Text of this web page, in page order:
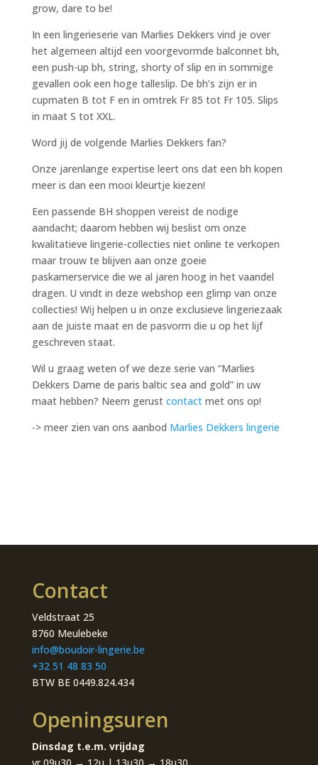
grow, dare to be!
In een lingerieserie van Marlies Dekkers vind je over
het algemeen altijd een voorgevormde balconnet bh,
een push-up bh, string, shorty of slip en in sommige
gevallen ook een hoge talleslip. De bh’s zijn er in
cupmaten B tot F en in omtrek Fr 85 tot Fr 105. Slips
in maat S tot XXL.
Word jij de volgende Marlies Dekkers fan?
Onze jarenlange expertise leert ons dat een bh kopen
meer is dan een mooi kleurtje kiezen!
Een passende BH shoppen vereist de nodige
aandacht; daarom hebben wij beslist om onze
kwalitatieve lingerie-collecties niet online te verkopen
maar trouw te blijven aan onze goeie
paskamerservice die we al jaren hoog in het vaandel
dragen. U vindt in deze webshop een glimp van onze
collecties! Wij helpen u in onze exclusieve lingeriezaak
aan de juiste maat en de pasvorm die u op het lijf
geschreven staat.
Wil u graag weten of we deze serie van “Marlies
Dekkers Dame de paris baltic sea and gold” in uw
maat hebben? Neem gerust contactmet ons op!
-> meer zien van ons aanbod Marlies Dekkers lingerie
Contact
Veldstraat 25
8760 Meulebeke
info@boudoir-lingerie.be
+32 51 48 83 50
BTW BE 0449.824.434
Openingsuren
Dinsdag t.e.m. vrijdag